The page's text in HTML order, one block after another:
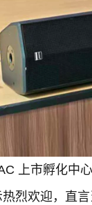
上市孵化中
烈欢迎，直